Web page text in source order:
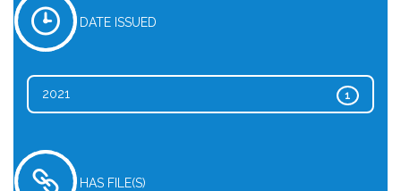
DATE ISSUED
1
2021
HAS FILE(S)